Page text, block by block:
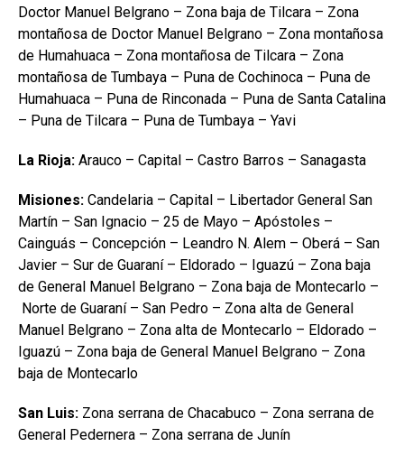
Doctor Manuel Belgrano – Zona baja de Tilcara – Zona
montañosa de Doctor Manuel Belgrano – Zona montañosa
de Humahuaca – Zona montañosa de Tilcara – Zona
montañosa de Tumbaya – Puna de Cochinoca – Puna de
Humahuaca – Puna de Rinconada – Puna de Santa Catalina
– Puna de Tilcara – Puna de Tumbaya – Yavi
La Rioja: Arauco – Capital – Castro Barros – Sanagasta
Misiones: Candelaria – Capital – Libertador General San
Martín – San Ignacio – 25 de Mayo – Apóstoles –
Cainguás – Concepción – Leandro N. Alem – Oberá – San
Javier – Sur de Guaraní – Eldorado – Iguazú – Zona baja
de General Manuel Belgrano – Zona baja de Montecarlo –
Norte de Guaraní – San Pedro – Zona alta de General
Manuel Belgrano – Zona alta de Montecarlo – Eldorado –
Iguazú – Zona baja de General Manuel Belgrano – Zona
baja de Montecarlo
San Luis: Zona serrana de Chacabuco – Zona serrana de
General Pedernera – Zona serrana de Junín